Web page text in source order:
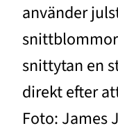
använder
snittytan en
direkt efter
Foto: James